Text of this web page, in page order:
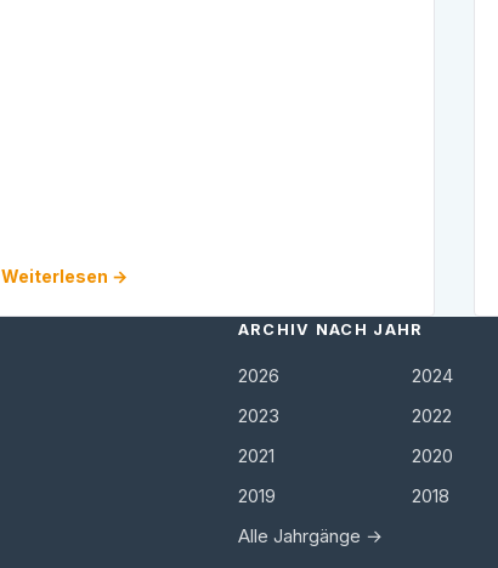
Weiterlesen →
ARCHIV NACH JAHR
2026
2024
2023
2022
2021
2020
2019
2018
Alle Jahrgänge →